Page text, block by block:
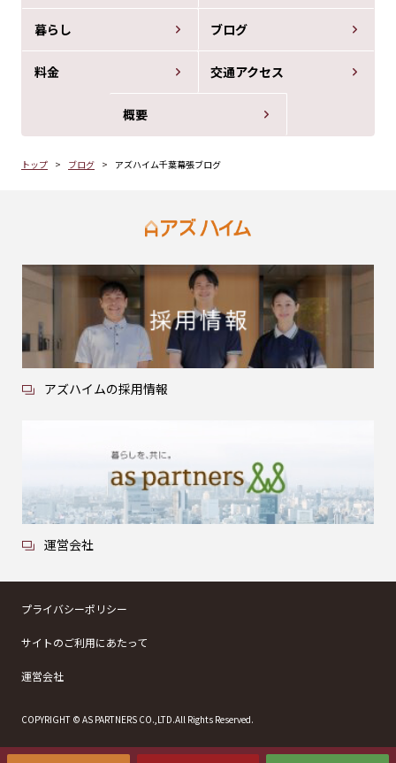
暮らし ブログ
料金 交通アクセス
概要
トップ ブログ アズハイム千葉幕張ブログ
アズハイムの採用情報
運営会社
プライバシーポリシー
サイトのご利用にあたって
運営会社
COPYRIGHT © AS PARTNERS CO.,LTD.All Rights Reserved.